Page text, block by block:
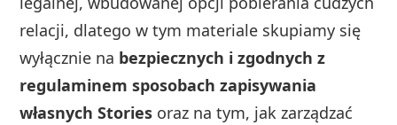
relacji, dlatego w tym materiale skupiamy się
wyłącznie na bezpiecznych i zgodnych z
regulaminem sposobach zapisywania
własnych Stories oraz na tym, jak zarządzać